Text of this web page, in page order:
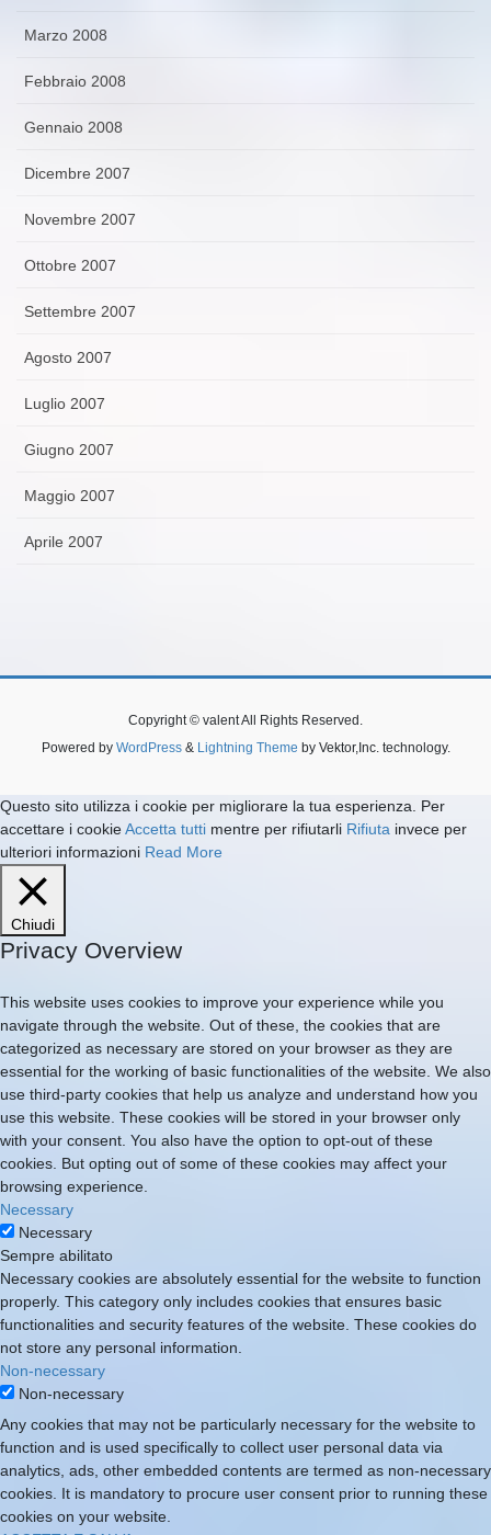
Marzo 2008
Febbraio 2008
Gennaio 2008
Dicembre 2007
Novembre 2007
Ottobre 2007
Settembre 2007
Agosto 2007
Luglio 2007
Giugno 2007
Maggio 2007
Aprile 2007
Copyright © valent All Rights Reserved.
Powered by WordPress& Lightning Theme by Vektor,Inc. technology.
Questo sito utilizza i cookie per migliorare la tua esperienza. Per
accettare i cookieAccetta tutti mentre per rifiutarli Rifiuta invece per
ulteriori informazioni Read More
Chiudi
Privacy Overview
This website uses cookies to improve your experience while you
navigate through the website. Out of these, the cookies that are
categorized as necessary are stored on your browser as they are
essential for the working of basic functionalities of the website. We also
use third-party cookies that help us analyze and understand how you
use this website. These cookies will be stored in your browser only
with your consent. You also have the option to opt-out of these
cookies. But opting out of some of these cookies may affect your
browsing experience.
Necessary
Necessary
Sempre abilitato
Necessary cookies are absolutely essential for the website to function
properly. This category only includes cookies that ensures basic
functionalities and security features of the website. These cookies do
not store any personal information.
Non-necessary
Non-necessary
Any cookies that may not be particularly necessary for the website to
function and is used specifically to collect user personal data via
analytics, ads, other embedded contents are termed as non-necessary
cookies. It is mandatory to procure user consent prior to running these
cookies on your website.